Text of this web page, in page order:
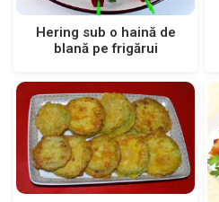
Hering sub o haină de
blană pe frigărui